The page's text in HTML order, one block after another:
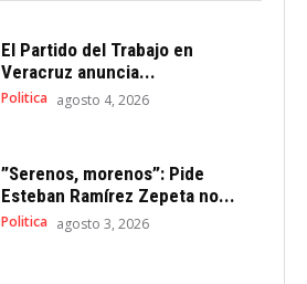
El Partido del Trabajo en
Veracruz anuncia...
Politica agosto 4, 2026
”Serenos, morenos”: Pide
Esteban Ramírez Zepeta no...
Politica agosto 3, 2026